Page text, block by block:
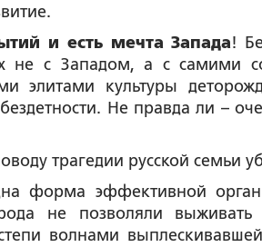
и есть мечта Запада!
не с Западом, а с самими
элитами культуры
Не правда ли –
трагедии русской семьи
форма эффективной
не позволяли выживать
волнами